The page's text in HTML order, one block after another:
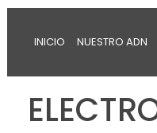
INICIO NUESTRO ADN